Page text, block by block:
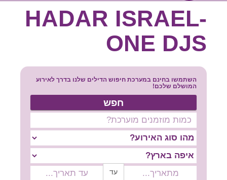
HADAR ISRAEL-
ONE DJS
השתמשו בחינם במערכת חיפוש הדילים שלנו בדרך לאירוע
המושלם שלכם!
חפש
עד